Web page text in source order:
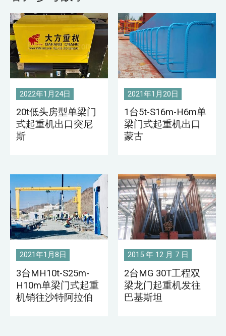
2022年1月24日
20t低头房型单梁门
式起重机出口突尼
斯
2021年1月20日
1台5t-S16m-H6m单
梁门式起重机出口
蒙古
2021年1月8日
3台MH10t-S25m-
H10m单梁门式起重
机销往沙特阿拉伯
2015 年 12 月 7 日
2台MG 30T工程双
梁龙门起重机发往
巴基斯坦